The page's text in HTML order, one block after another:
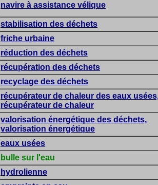
navire à assistance vélique
stabilisation des déchets
friche urbaine
réduction des déchets
récupération des déchets
recyclage des déchets
récupérateur de chaleur des eaux
récupérateur de chaleur
valorisation énergétique des déchets,
valorisation énergétique
eaux usées
bulle sur l'eau
hydrolienne